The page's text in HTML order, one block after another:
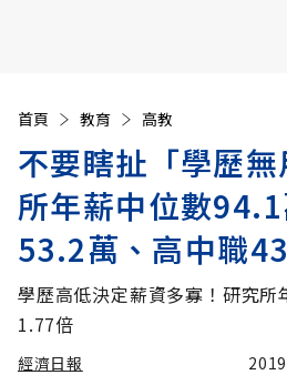
首頁 教育 高教
不要瞎扯「學歷
所年薪中位數
53.2萬、高中職
學歷高低決定薪資多寡！研究所
1.77倍
經濟日報